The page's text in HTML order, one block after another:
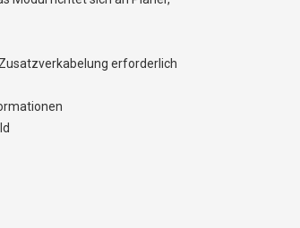
erforderlich